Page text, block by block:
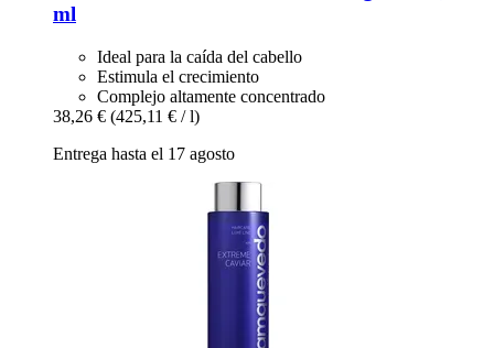
ml
Ideal para la caída del cabello
Estimula el crecimiento
Complejo altamente concentrado
38,26 € (425,11 € / l)
Entrega hasta el 17 agosto